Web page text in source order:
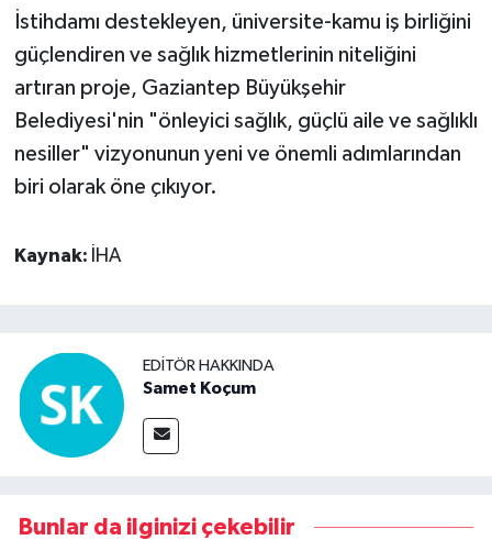
İstihdamı destekleyen, üniversite-kamu iş birliğini
güçlendiren ve sağlık hizmetlerinin niteliğini
artıran proje, Gaziantep Büyükşehir
Belediyesi'nin "önleyici sağlık, güçlü aile ve sağlıklı
nesiller" vizyonunun yeni ve önemli adımlarından
biri olarak öne çıkıyor.
Kaynak: İHA
EDITÖR HAKKINDA
Samet Koçum
Bunlar da ilginizi çekebilir